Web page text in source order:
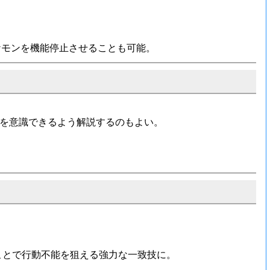
ンを機能停止させることも可能。
意識できるよう解説するのもよい。
で行動不能を狙える強力な一致技に。